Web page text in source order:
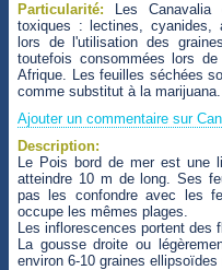
Particularité: Les Canavalia
toxiques : lectines, cyanides,
lors de l'utilisation des
toutefois consommées lors
Afrique. Les feuilles séchées
comme substitut à la marijuana.
Ajouter un commentaire sur
Description:
Le Pois bord de mer est une
atteindre 10 m de long. Ses
pas les confondre avec les
occupe les mêmes plages.
Les inflorescences portent des
La gousse droite ou
environ 6-10 graines